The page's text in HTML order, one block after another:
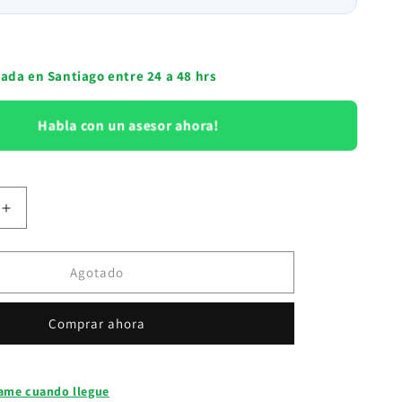
en Santiago entre 24 a 48 hrs
Habla con un asesor ahora!
Aumentar
cantidad
para
Acondicionado
Hisense
R32
Agotado
Comprar ahora
cuando llegue